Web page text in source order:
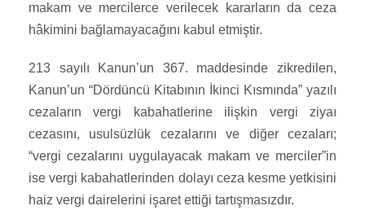
makam ve mercilerce verilecek kararların da ceza
hâkimini bağlamayacağını kabul etmiştir.
213 sayılı Kanun’un 367. maddesinde zikredilen,
Kanun’un “Dördüncü Kitabının İkinci Kısmında” yazılı
cezaların vergi kabahatlerine ilişkin vergi ziyaı
cezasını, usulsüzlük cezalarını ve diğer cezaları;
“vergi cezalarını uygulayacak makam ve merciler”in
ise vergi kabahatlerinden dolayı ceza kesme yetkisini
haiz vergi dairelerini işaret ettiği tartışmasızdır.